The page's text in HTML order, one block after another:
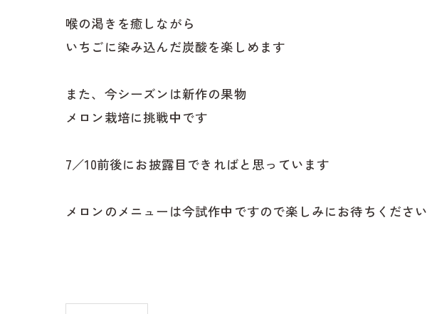
喉の渇きを癒しながら
いちごに染み込んだ炭酸を楽しめます
また、今シーズンは新作の果物
メロン栽培に挑戦中です
7／10前後にお披露目できればと思っています
メロンのメニューは今試作中ですので楽しみにお待ちください